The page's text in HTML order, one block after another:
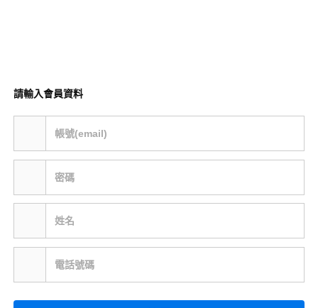
請輸入會員資料
帳號(email)
密碼
姓名
電話號碼